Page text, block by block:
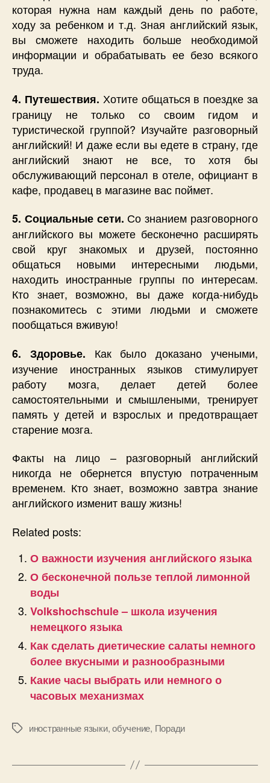
которая нужна нам каждый день по работе,
ходу за ребенком и т.д. Зная английский язык,
вы сможете находить больше необходимой
информации и обрабатывать ее безо всякого
труда.
4. Путешествия. Хотите общаться в поездке за
границу не только со своим гидом и
туристической группой? Изучайте разговорный
английский! И даже если вы едете в страну, где
английский знают не все, то хотя бы
обслуживающий персонал в отеле, официант в
кафе, продавец в магазине вас поймет.
5. Социальные сети. Со знанием разговорного
английского вы можете бесконечно расширять
свой круг знакомых и друзей, постоянно
общаться новыми интересными людьми,
находить иностранные группы по интересам.
Кто знает, возможно, вы даже когда-нибудь
познакомитесь с этими людьми и сможете
пообщаться вживую!
6. Здоровье. Как было доказано учеными,
изучение иностранных языков стимулирует
работу мозга, делает детей более
самостоятельными и смышлеными, тренирует
память у детей и взрослых и предотвращает
старение мозга.
Факты на лицо – разговорный английский
никогда не обернется впустую потраченным
временем. Кто знает, возможно завтра знание
английского изменит вашу жизнь!
Related posts:
О важности изучения английского языка
О бесконечной пользе теплой лимонной
воды
Volkshochschule – школа изучения
немецкого языка
Как сделать диетические салаты немного
более вкусными и разнообразными
Какие часы выбрать или немного о
часовых механизмах
Позначкииностранные языки,обучение, Поради